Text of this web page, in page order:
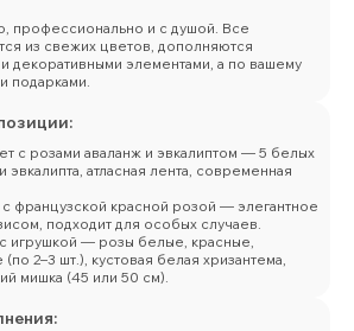
профессионально и с душой. Все
из свежих цветов, дополняются
и декоративными элементами, а по вашему
подарками.
с розами аваланж и эвкалиптом — 5 белых
эвкалипта, атласная лента, современная
французской красной розой — элегантное
подходит для особых случаев.
игрушкой — розы белые, красные,
2–3 шт.), кустовая белая хризантема,
мишка (45 или 50 см).